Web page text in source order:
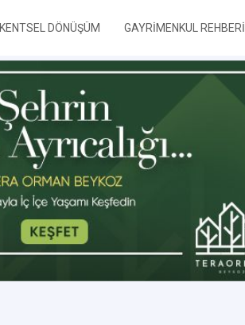
KENTSEL DÖNÜŞÜM GAYRİMENKUL REHBERİ